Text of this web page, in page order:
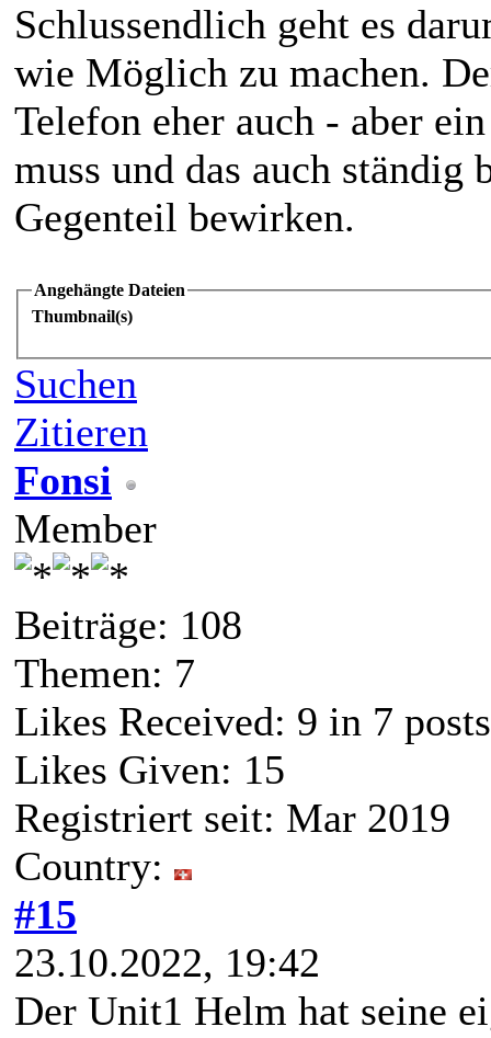
Schlussendlich geht es
wie Möglich zu machen.
Telefon eher auch - aber
muss und das auch ständig
Gegenteil bewirken.
Angehängte Dateien
Thumbnail(s)
Suchen
Zitieren
Fonsi
Member
Beiträge: 108
Themen: 7
Likes Received: 9 in 7 posts
Likes Given: 15
Registriert seit: Mar 2019
Country:
#15
23.10.2022, 19:42
Der Unit1 Helm hat seine